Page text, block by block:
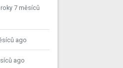
7 měsíců
ago
ago